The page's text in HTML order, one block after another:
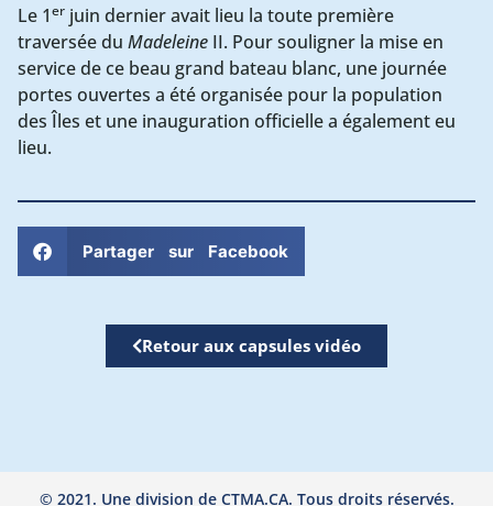
Le 1er juin dernier avait lieu la toute première
traversée du Madeleine II. Pour souligner la mise en
service de ce beau grand bateau blanc, une journée
portes ouvertes a été organisée pour la population
des Îles et une inauguration officielle a également eu
lieu.
Partager sur Facebook
Retour aux capsules vidéo
© 2021. Une division de CTMA.CA. Tous droits réservés.